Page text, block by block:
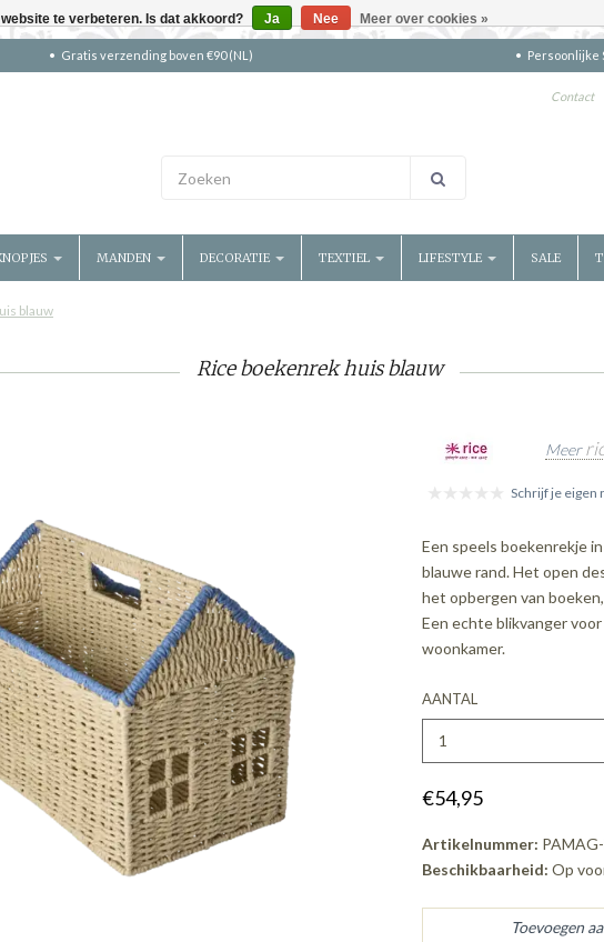
Gratis verzending boven €90 (NL) Persoonlijke
Contact
MANDEN DECORATIE TEXTIEL LIFESTYLE SALE
blauw
Rice boekenrek huis blauw
Meer
Schrijf je eigen
Een speels boekenrekje
blauwe rand. Het open
het opbergen van
Een echte blikvanger
woonkamer.
AANTAL
€54,95
Artikelnummer:
Beschikbaarheid: Op
te verbeteren. Is dat akkoord? Ja Nee Meer over cookies »